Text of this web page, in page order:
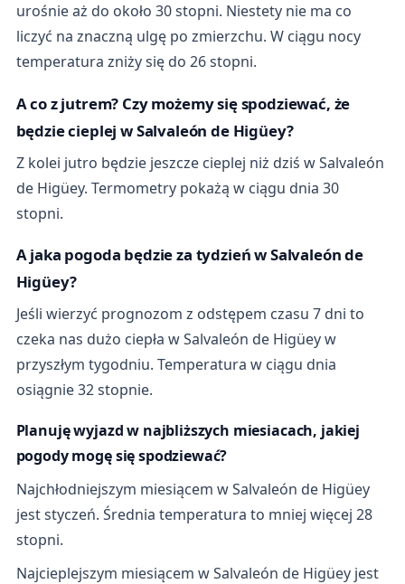
urośnie aż do około 30 stopni. Niestety nie ma co
liczyć na znaczną ulgę po zmierzchu. W ciągu nocy
temperatura zniży się do 26 stopni.
A co z jutrem? Czy możemy się spodziewać, że
będzie cieplej w Salvaleón de Higüey?
Z kolei jutro będzie jeszcze cieplej niż dziś w Salvaleón
de Higüey. Termometry pokażą w ciągu dnia 30
stopni.
A jaka pogoda będzie za tydzień w Salvaleón de
Higüey?
Jeśli wierzyć prognozom z odstępem czasu 7 dni to
czeka nas dużo ciepła w Salvaleón de Higüey w
przyszłym tygodniu. Temperatura w ciągu dnia
osiągnie 32 stopnie.
Planuję wyjazd w najbliższych miesiacach, jakiej
pogody mogę się spodziewać?
Najchłodniejszym miesiącem w Salvaleón de Higüey
jest styczeń. Średnia temperatura to mniej więcej 28
stopni.
Najcieplejszym miesiącem w Salvaleón de Higüey jest